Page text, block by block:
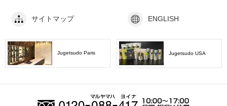
サイトマップ ENGLISH
Jugetsudo Paris Jugetsudo USA